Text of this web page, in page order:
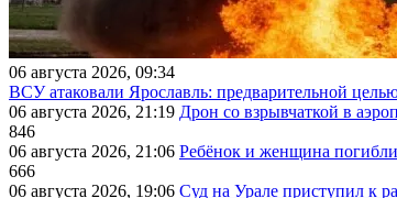
06 августа 2026, 09:34
ВСУ атаковали Ярославль: предварительной
06 августа 2026, 21:19 Дрон со взрывчаткой в
846
06 августа 2026, 21:06 Ребёнок и женщина
666
06 августа 2026, 19:06 Суд на Урале приступил к